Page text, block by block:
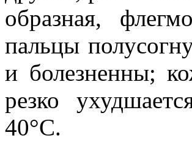
образная,
пальцы
и болезненны;
резко
40°С.